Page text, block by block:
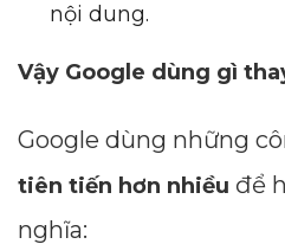
nội dung.
Vậy Google dùng gì
Google dùng những
tiên tiến hơn nhiều để
nghĩa: